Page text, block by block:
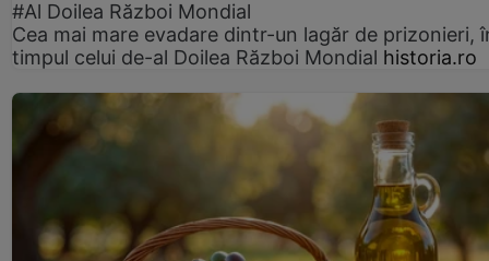
#Al Doilea Război Mondial
Cea mai mare evadare dintr-un lagăr de prizonieri,
timpul celui de-al Doilea Război Mondial historia.ro